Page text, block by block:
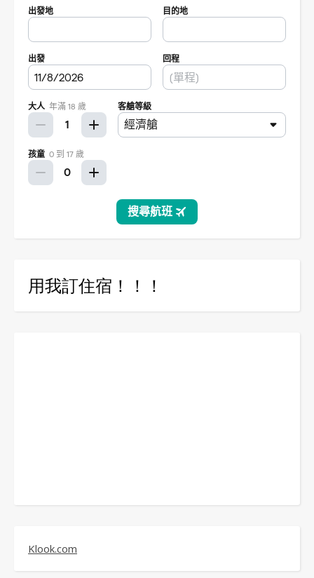
用我訂住宿！！！
Klook.com